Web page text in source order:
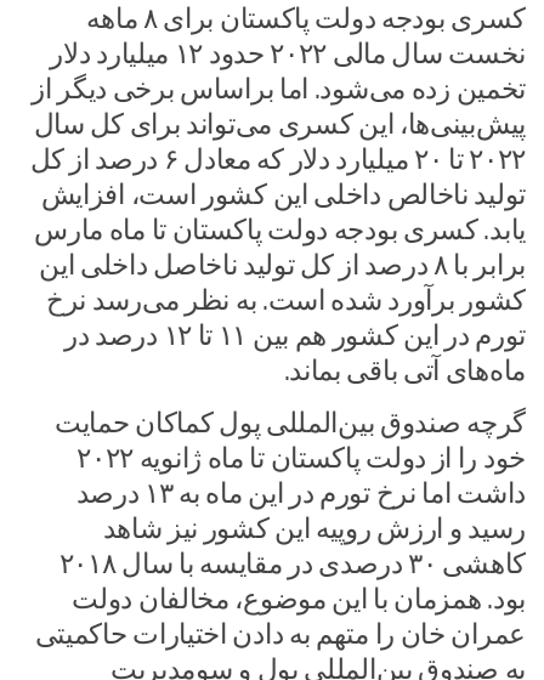
کسری بودجه دولت پاکستان برای ۸ ماهه
نخست سال مالی ۲۰۲۲ حدود ۱۲ میلیارد دلار
تخمین زده می‌شود. اما براساس برخی دیگر از
پیش‌بینی‌ها، این کسری می‌تواند برای کل سال
۲۰۲۲ تا ۲۰ میلیارد دلار که معادل ۶ درصد از کل
تولید ناخالص داخلی این کشور است، افزایش
یابد. کسری بودجه دولت پاکستان تا ماه مارس
برابر با ۸ درصد از کل تولید ناخاصل داخلی این
کشور برآورد شده است. به نظر می‌رسد نرخ
تورم در این کشور هم بین ۱۱ تا ۱۲ درصد در
ماه‌های آتی باقی بماند.
گرچه صندوق بین‌المللی پول کماکان حمایت
خود را از دولت پاکستان تا ماه ژانویه ۲۰۲۲
داشت اما نرخ تورم در این ماه به ۱۳ درصد
رسید و ارزش روپیه این کشور نیز شاهد
کاهشی ۳۰ درصدی در مقایسه با سال ۲۰۱۸
بود. همزمان با این موضوع، مخالفان دولت
عمران خان را متهم به دادن اختیارات حاکمیتی
به صندوق بین‌المللی پول و سومدیریت